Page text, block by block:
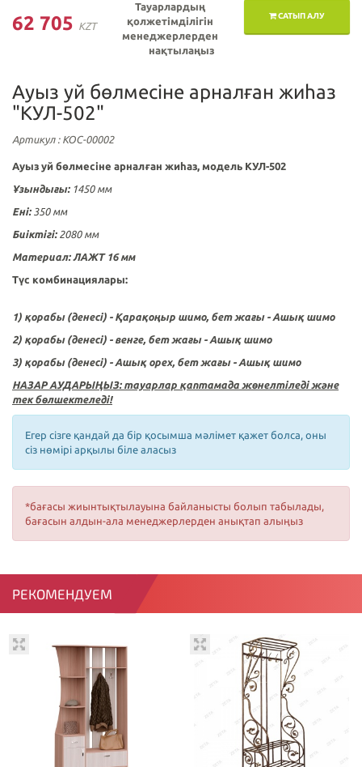
62 705 KZT
САТЫП АЛУ
Тауарлардың
қолжетімділігін
менеджерлерден
нақтылаңыз
Ауыз yй бөлмесіне арналған жиһаз
"КУЛ-502"
Артикул: КОС-00002
Ауыз yй бөлмесіне арналған жиһаз, модель КУЛ-502
Ұзындығы: 1450 мм
Ені: 350 мм
Биіктігі:2080 мм
Материал: ЛАЖТ 16 мм
Түс комбинациялары:
1) қорабы (денесі) - Қарақоңыр шимо, бет жағы - Ашық шимо
2) қорабы (денесі) - венге, бет жағы - Ашық шимо
3) қорабы (денесі) - Ашық орех, бет жағы - Ашық шимо
НАЗАР АУДАРЫҢЫЗ: тауарлар қаптамада жөнелтіледі және
тек бөлшектеледі!
Егер сізге қандай да бір қосымша мәлімет қажет болса, оны
сіз нөмірі арқылы біле аласыз
*бағасы жиынтықтылауына байланысты болып табылады,
бағасын алдын-ала менеджерлерден анықтап алыңыз
РЕКОМЕНДУЕМ